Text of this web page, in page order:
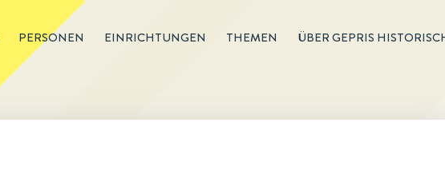
PERSONEN EINRICHTUNGEN THEMEN ÜBER GEPRIS